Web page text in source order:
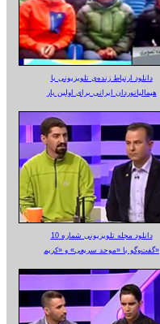
دانلود ارتباط زنده‌ی تلویزیونی‌ با
هیمالیانوردان ایرانی برای اولین بار
دانلود مجله تلویزیونی شماره 10
گفت‌وگو با «موحد سریعی» و «کریم»